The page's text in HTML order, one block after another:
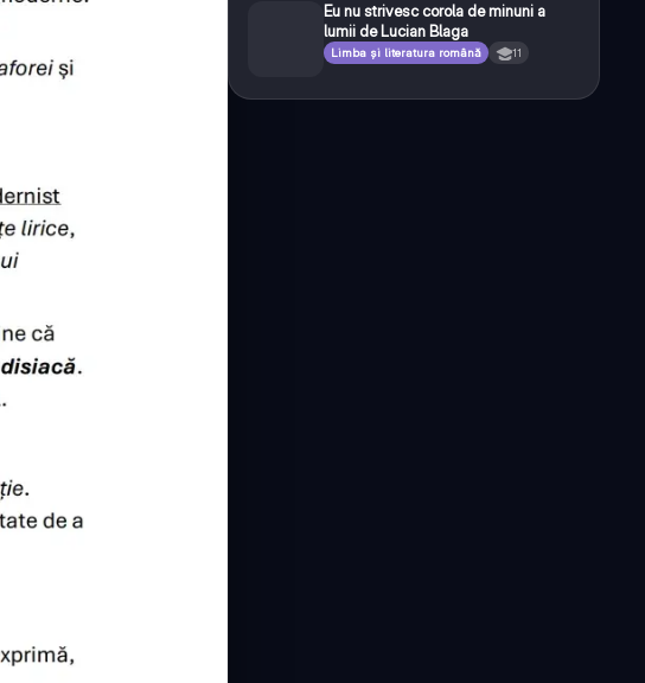
Eu nu strivesc corola de minuni a
lumii de Lucian Blaga
Limba și literatura română 11